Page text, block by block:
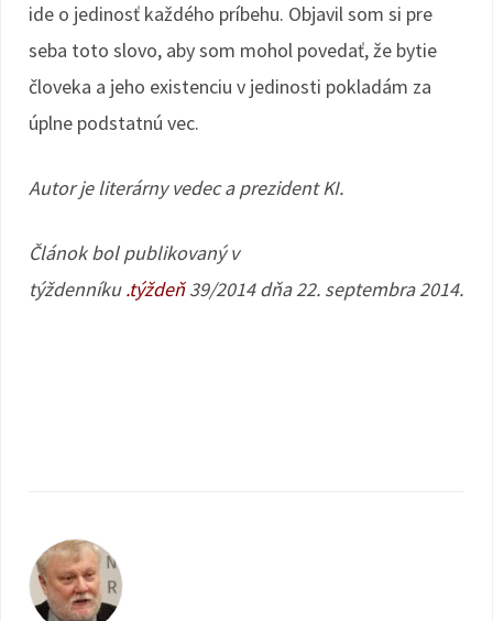
ide o jedinosť každého príbehu. Objavil som si pre
seba toto slovo, aby som mohol povedať, že bytie
človeka a jeho existenciu v jedinosti pokladám za
úplne podstatnú vec.
Autor je literárny vedec a prezident KI.
Článok bol publikovaný v
týždenníku.týždeň39/2014 dňa 22. septembra 2014.